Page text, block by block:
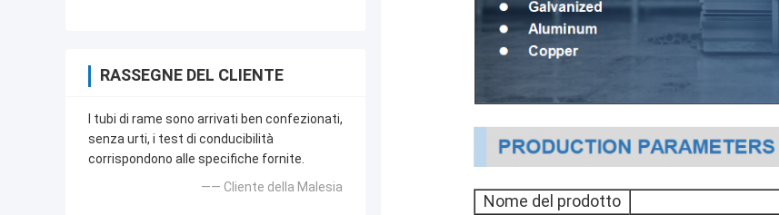
RASSEGNE DEL CLIENTE
I tubi di rame sono arrivati ben confezionati,
senza urti, i test di conducibilità
corrispondono alle specifiche fornite.
—— Cliente della Malesia
Nome del prodotto